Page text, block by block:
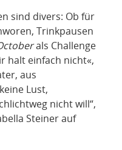
sind divers: Ob für
Trinkpausen
als Challenge
halt einfach nicht«,
aus
Lust,
nicht will“,
Steiner auf